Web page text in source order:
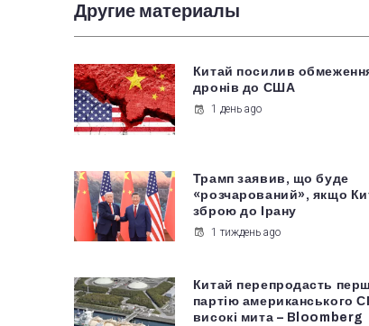
Другие материалы
Китай посилив
дронів до США
1 день ago
Трамп заявив, що буде
«розчарований», якщо
зброю до Ірану
1 тиждень ago
Китай перепродасть
партію американського
високі мита – Bloomberg